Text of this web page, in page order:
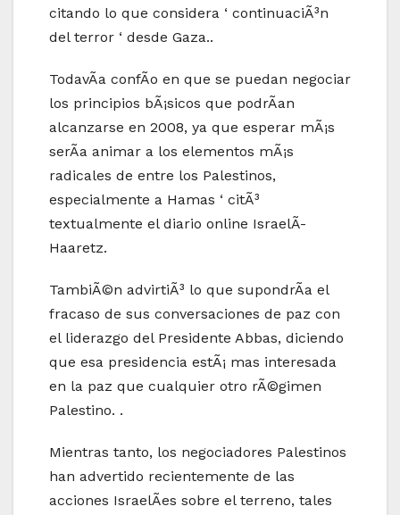
citando lo que considera ‘ continuaciÃ³n
del terror ‘ desde Gaza..
TodavÃ­a confÃ­o en que se puedan negociar
los principios bÃ¡sicos que podrÃ­an
alcanzarse en 2008, ya que esperar mÃ¡s
serÃ­a animar a los elementos mÃ¡s
radicales de entre los Palestinos,
especialmente a Hamas ‘ citÃ³
textualmente el diario online IsraelÃ­
Haaretz.
TambiÃ©n advirtiÃ³ lo que supondrÃ­a el
fracaso de sus conversaciones de paz con
el liderazgo del Presidente Abbas, diciendo
que esa presidencia estÃ¡ mas interesada
en la paz que cualquier otro rÃ©gimen
Palestino. .
Mientras tanto, los negociadores Palestinos
han advertido recientemente de las
acciones IsraelÃ­es sobre el terreno, tales